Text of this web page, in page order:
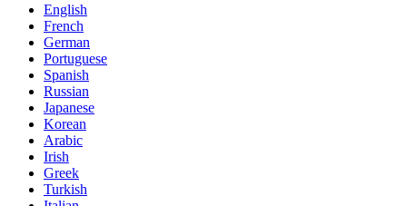
English
French
German
Portuguese
Spanish
Russian
Japanese
Korean
Arabic
Irish
Greek
Turkish